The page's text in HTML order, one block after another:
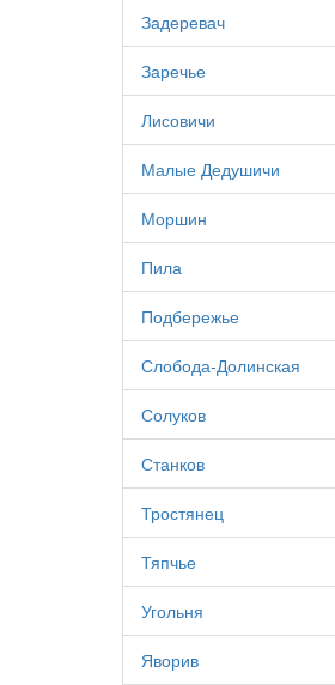
Задеревач
Заречье
Лисовичи
Малые Дедушичи
Моршин
Пила
Подбережье
Слобода-Долинская
Солуков
Станков
Тростянец
Тяпчье
Угольня
Яворив